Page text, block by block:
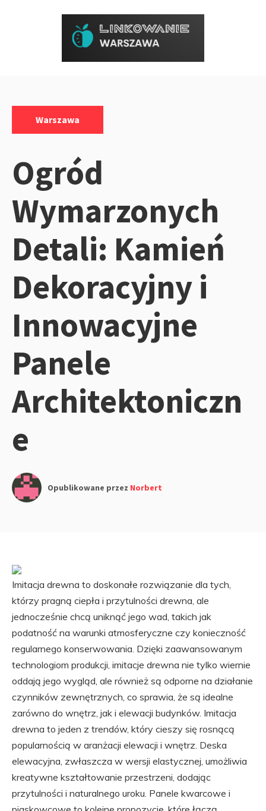
Warszawa
Ogród
Wymarzonych
Detali: Kamień
Dekoracyjny i
Innowacyjne
Panele
Architektoniczn
e
Opublikowane przez Norbert
Imitacja drewna to doskonałe rozwiązanie dla tych,
którzy pragną ciepła i przytulności drewna, ale
jednocześnie chcą uniknąć jego wad, takich jak
podatność na warunki atmosferyczne czy konieczność
regularnego konserwowania. Dzięki zaawansowanym
technologiom produkcji, imitacje drewna nie tylko wiernie
oddają jego wygląd, ale również są odporne na działanie
czynników zewnętrznych, co sprawia, że są idealne
zarówno do wnętrz, jak i elewacji budynków. Imitacja
drewna to jeden z trendów, który cieszy się rosnącą
popularnością w aranżacji elewacji i wnętrz. Deska
elewacyjna, zwłaszcza w wersji elastycznej, umożliwia
kreatywne kształtowanie przestrzeni, dodając
przytulności i naturalnego uroku. Panele kwarcowe i